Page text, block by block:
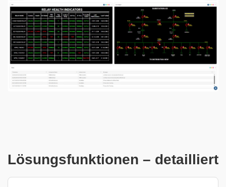
Lösungsfunktionen – detailliert